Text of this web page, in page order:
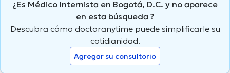
complejas. Su papel como Coordinadora Clínica de Anticoagulación
en Colsubsidio resalta su compromiso con la seguridad y el
bienestar de los pacientes, y su formación en la Pontificia
salud altamente capacitada.
¿Es Médico Internista en Bogotá, D.C. y no aparece
en esta búsqueda ?
Descubra cómo doctoranytime puede simplificarle su
cotidianidad.
Agregar su consultorio